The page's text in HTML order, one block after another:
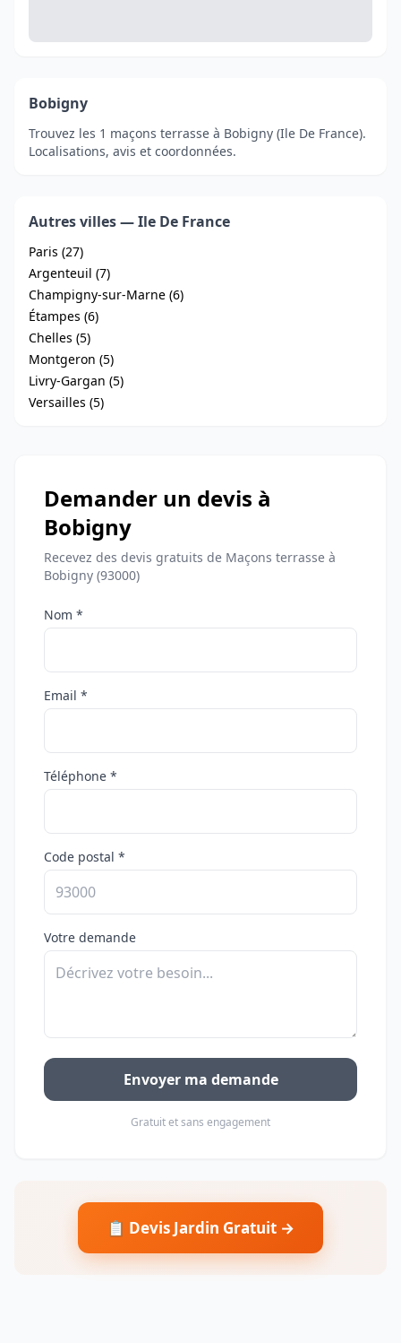
Bobigny
Trouvez les 1 maçons terrasse à Bobigny (Ile De France).
Localisations, avis et coordonnées.
Autres villes — Ile De France
Paris (27)
Argenteuil (7)
Champigny-sur-Marne (6)
Étampes (6)
Chelles (5)
Montgeron (5)
Livry-Gargan (5)
Versailles (5)
Demander un devis à
Bobigny
Recevez des devis gratuits de Maçons terrasse à
Bobigny (93000)
Nom *
Email *
Téléphone *
Code postal *
Votre demande
Envoyer ma demande
Gratuit et sans engagement
📋 Devis Jardin Gratuit →